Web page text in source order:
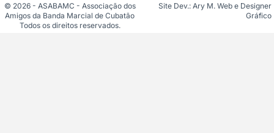
© 2026 - ASABAMC - Associação dos
Amigos da Banda Marcial de Cubatão
Todos os direitos reservados.
Site Dev.: Ary M. Web e Designer
Gráfico